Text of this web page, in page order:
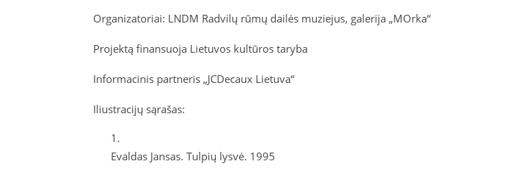
Organizatoriai: LNDM Radvilų rūmų dailės muziejus, galerija „MOrka“
Projektą finansuoja Lietuvos kultūros taryba
Informacinis partneris „JCDecaux Lietuva“
Iliustracijų sąrašas:
Evaldas Jansas. Tulpių lysvė. 1995